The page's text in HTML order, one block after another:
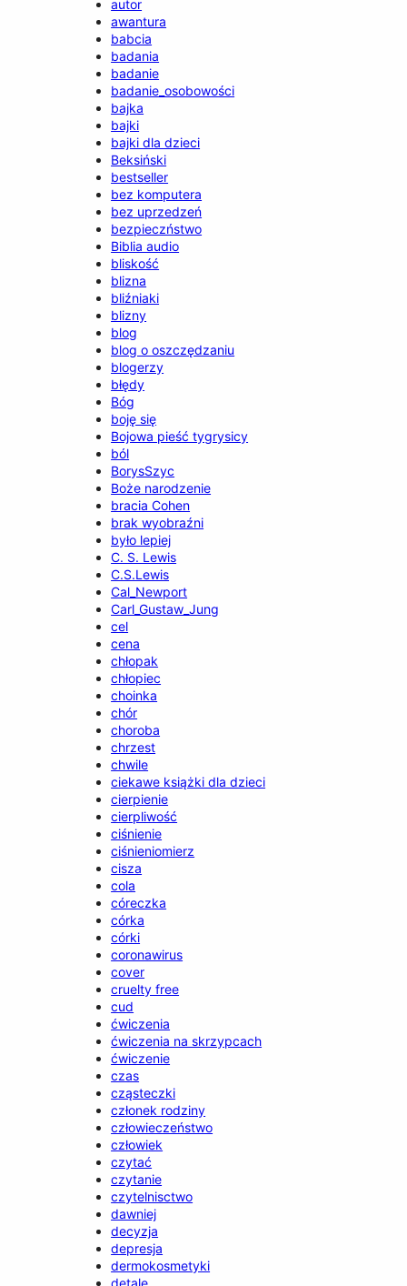
autor
awantura
babcia
badania
badanie
badanie_osobowości
bajka
bajki
bajki dla dzieci
Beksiński
bestseller
bez komputera
bez uprzedzeń
bezpieczństwo
Biblia audio
bliskość
blizna
bliźniaki
blizny
blog
blog o oszczędzaniu
blogerzy
błędy
Bóg
boję się
Bojowa pieść tygrysicy
ból
BorysSzyc
Boże narodzenie
bracia Cohen
brak wyobraźni
było lepiej
C. S. Lewis
C.S.Lewis
Cal_Newport
Carl_Gustaw_Jung
cel
cena
chłopak
chłopiec
choinka
chór
choroba
chrzest
chwile
ciekawe książki dla dzieci
cierpienie
cierpliwość
ciśnienie
ciśnieniomierz
cisza
cola
córeczka
córka
córki
coronawirus
cover
cruelty free
cud
ćwiczenia
ćwiczenia na skrzypcach
ćwiczenie
czas
cząsteczki
członek rodziny
człowieczeństwo
człowiek
czytać
czytanie
czytelnisctwo
dawniej
decyzja
depresja
dermokosmetyki